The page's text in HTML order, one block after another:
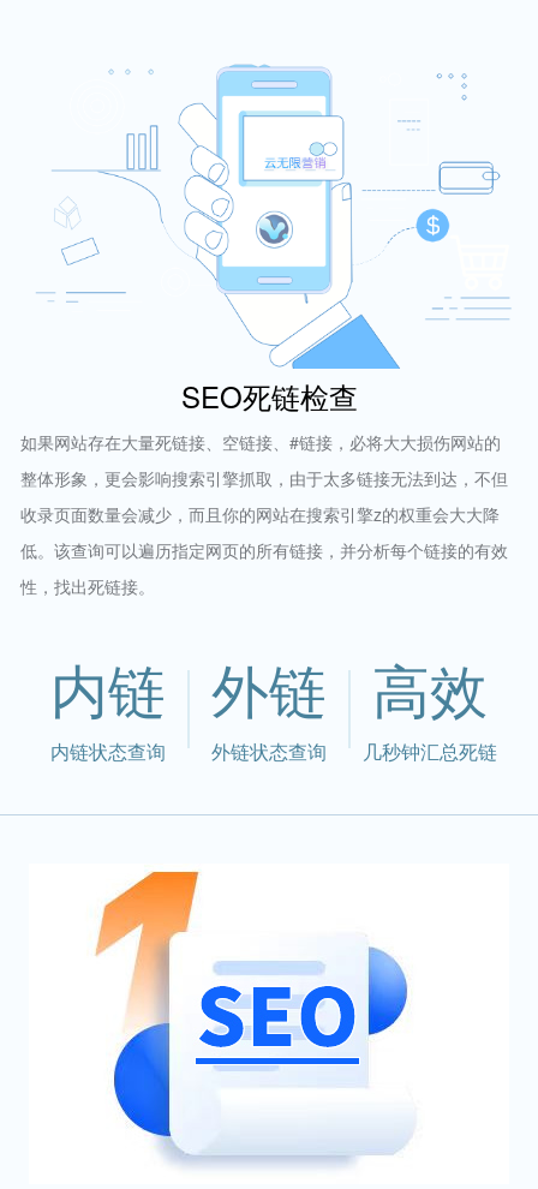
SEO死链检查
如果网站存在大量死链接、空链接、#链接，必将大大损伤网站的
整体形象，更会影响搜索引擎抓取，由于太多链接无法到达，不但
收录页面数量会减少，而且你的网站在搜索引擎z的权重会大大降
低。该查询可以遍历指定网页的所有链接，并分析每个链接的有效
性，找出死链接。
内链
内链状态查询
外链
外链状态查询
高效
几秒钟汇总死链